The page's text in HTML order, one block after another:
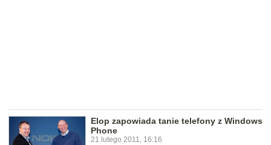
Elop zapowiada tanie telefony z Windows
Phone
21 lutego 2011, 16:16